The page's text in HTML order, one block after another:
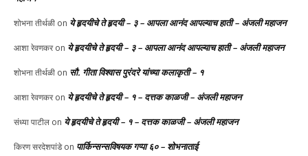
शोभना तीर्थळी on ये हृदयीचे ते हृदयी – ३ – आपला आनंद आपल्याच हाती – अंजली महाजन
आशा रेवणकरon ये हृदयीचे ते हृदयी – ३ – आपला आनंद आपल्याच हाती – अंजली महाजन
शोभना तीर्थळी on सौ. गीता विश्वास पुरंदरे यांच्या कलाकृती – १
आशा रेवणकरon ये हृदयीचे ते हृदयी – १ – दत्तक काळजी – अंजली महाजन
संध्या पाटील on ये हृदयीचे ते हृदयी – १ – दत्तक काळजी – अंजली महाजन
किरण सरदेशपांडेon पार्किन्सन्सविषयक गप्पा ६० – शोभनाताई